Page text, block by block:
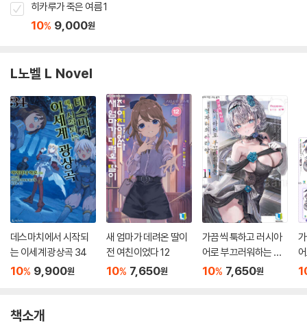
히카루가 죽은 여름 1
10% 9,000원
L노벨 L Novel
데스마치에서 시작되
는 이세계 광상곡 34
10% 9,900원
새 엄마가 데려온 딸이
전 여친이었다 12
10% 7,650원
가끔씩 툭하고 러시아
어로 부끄러워하는 옆
자리의 아랴 양 11
10% 7,650원
책소개